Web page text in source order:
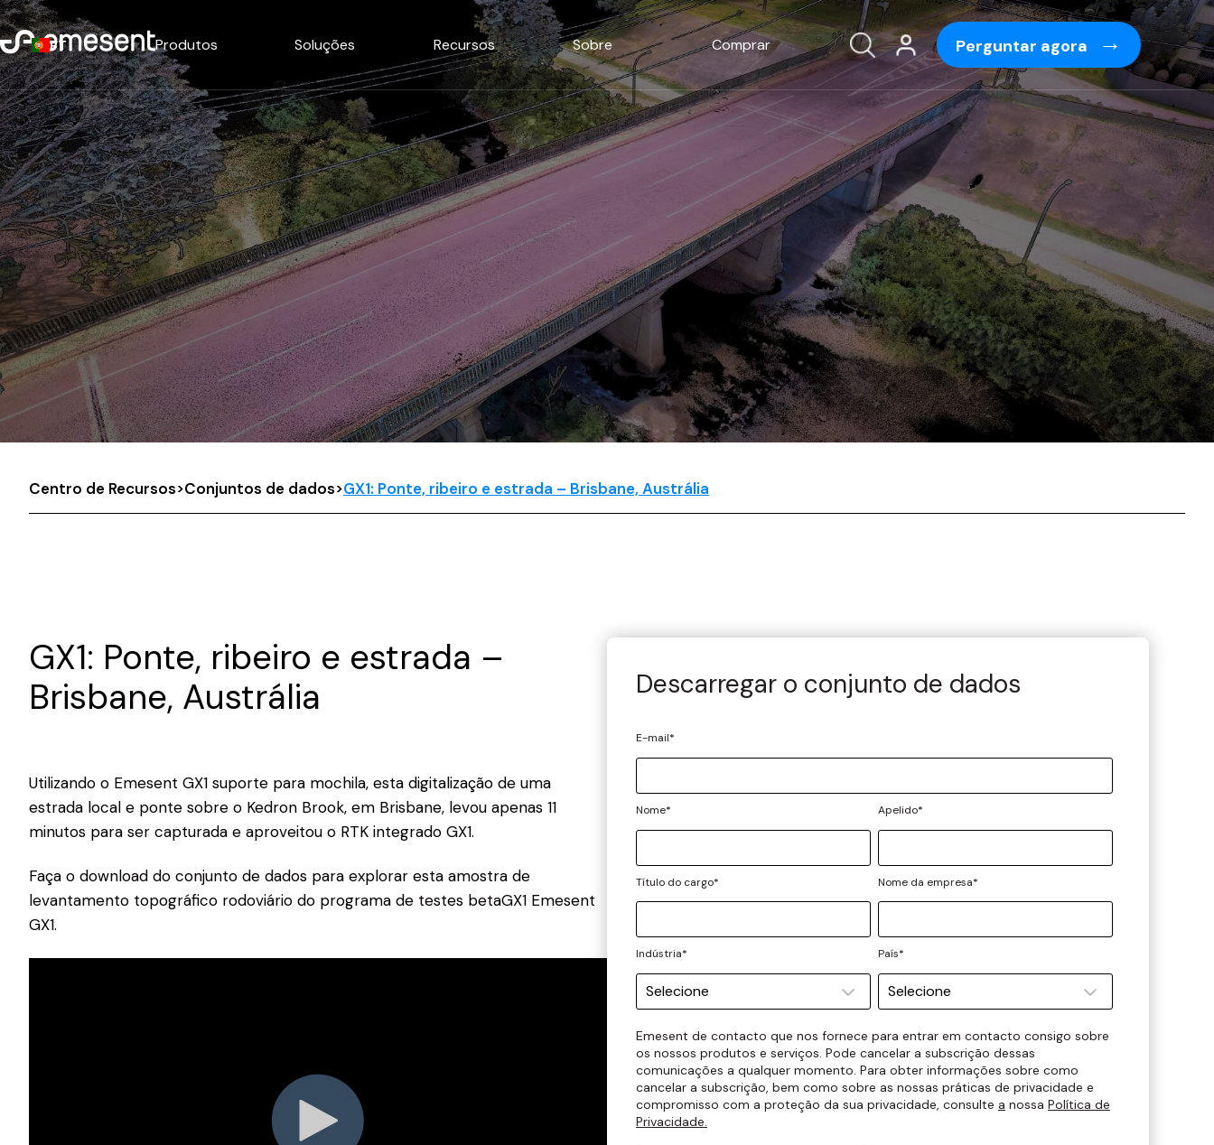
Produtos Soluções Recursos Sobre Comprar Perguntar agora
Centro de Recursos>Conjuntos de dados>GX1: Ponte, ribeiro e estrada – Brisbane, Austrália
GX1: Ponte, ribeiro e estrada –
Brisbane, Austrália
Utilizando o Emesent GX1 suporte para mochila, esta digitalização de uma
estrada local e ponte sobre o Kedron Brook, em Brisbane, levou apenas 11
minutos para ser capturada e aproveitou o RTK integrado GX1.
Faça o download do conjunto de dados para explorar esta amostra de
levantamento topográfico rodoviário do programa de testes betaGX1 Emesent
GX1.
Descarregar o conjunto de dados
E-mail*
Nome* Apelido*
Título do cargo* Nome da empresa*
Indústria* País*
Emesent de contacto que nos fornece para entrar em contacto consigo sobre
os nossos produtos e serviços. Pode cancelar a subscrição dessas
comunicações a qualquer momento. Para obter informações sobre como
cancelar a subscrição, bem como sobre as nossas práticas de privacidade e
compromisso com a proteção da sua privacidade, consulte a nossa Política de
Privacidade.
PT